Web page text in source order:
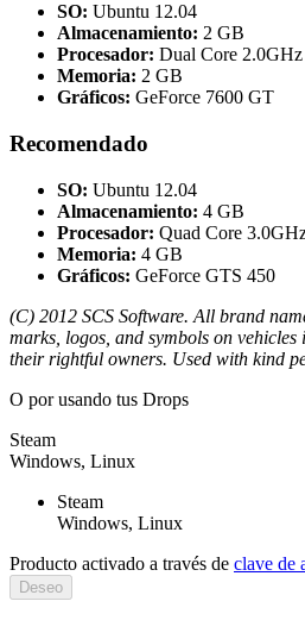
SO: Ubuntu 12.04
Almacenamiento: 2 GB
Procesador: Dual Core 2.0GHz
Memoria: 2 GB
Gráficos: GeForce 7600 GT
Recomendado
SO: Ubuntu 12.04
Almacenamiento: 4 GB
Procesador: Quad Core
Memoria: 4 GB
Gráficos: GeForce GTS 450
(C) 2012 SCS Software. All brand
marks, logos, and symbols on
their rightful owners. Used with kind
O porusando tus Drops
Steam
Windows, Linux
Steam
Windows, Linux
Producto activado a través de clave de
Deseo